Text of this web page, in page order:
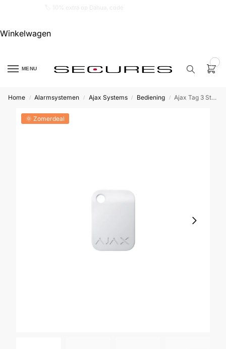
Winkelwagen
MENU
product…
Home / Alarmsystemen / Ajax Systems / Bediening / Ajax Tag 3 Stuks
🌞 Zomerdeal